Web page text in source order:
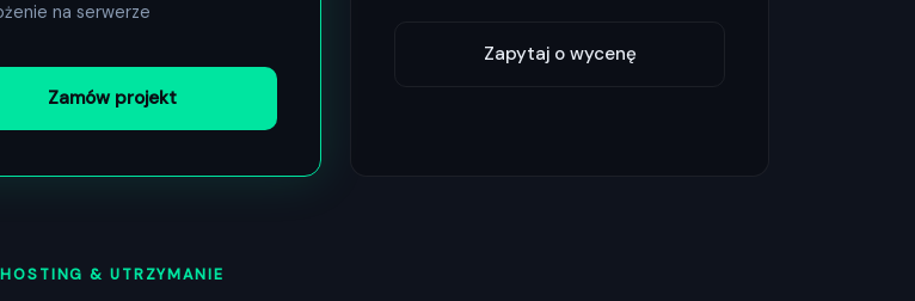
na serwerze
Zamów projekt
Zapytaj o wycenę
HOSTING & UTRZYMANIE